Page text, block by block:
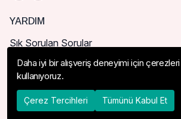
YARDIM
Sık Sorulan Sorular
Nasıl Sipariş Verebilirim?
Kargo ve Teslimat
İade, İptal ve Değişim
Daha iyi bir alışveriş deneyimi için çerezleri
kullanıyoruz.
Çerez Tercihleri Tümünü Kabul Et